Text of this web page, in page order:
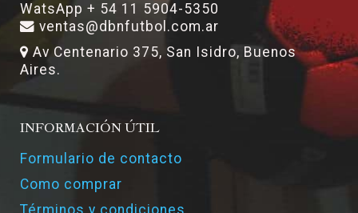
WatsApp + 54 11 5904-5350
ventas@dbnfutbol.com.ar
Av Centenario 375, San Isidro, Buenos
Aires.
INFORMACIÓN ÚTIL
Formulario de contacto
Como comprar